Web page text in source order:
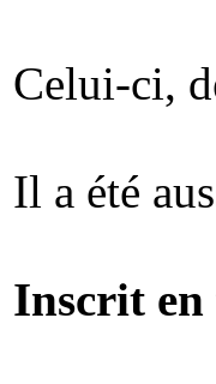
Celui-ci,
Il a été
Inscrit en